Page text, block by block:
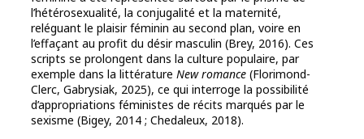
l’hétérosexualité, la conjugalité et la maternité,
reléguant le plaisir féminin au second plan, voire en
l’effaçant au profit du désir masculin (Brey, 2016). Ces
scripts se prolongent dans la culture populaire, par
exemple dans la littérature New romance (Florimond-
Clerc, Gabrysiak, 2025), ce qui interroge la possibilité
d’appropriations féministes de récits marqués par le
sexisme (Bigey, 2014 ; Chedaleux, 2018).